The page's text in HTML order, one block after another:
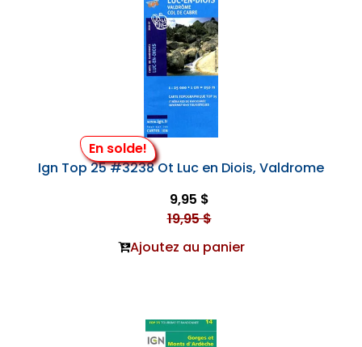
En solde!
Ign Top 25 #3238 Ot Luc en Diois, Valdrome
9,95 $
19,95 $
Ajoutez au panier